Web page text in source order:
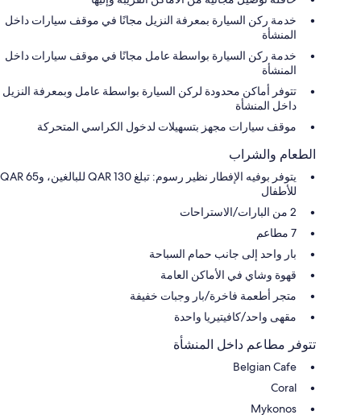
خدمة ركن السيارة بمعرفة النزيل مجانًا في موقف سيارات داخل
المنشأة
خدمة ركن السيارة بواسطة عامل مجانًا في موقف سيارات داخل
المنشأة
تتوفر أماكن محدودة لركن السيارة بواسطة عامل وبمعرفة النزيل
داخل المنشأة
موقف سيارات مجهز بتسهيلات لدخول الكراسي المتحركة
الطعام والشراب
يتوفر بوفيه الإفطار نظير رسوم: تبلغ 130 QAR للبالغين، و65 QAR
للأطفال
2 من البارات/الاستراحات
7 مطاعم
بار واحد إلى جانب حمام السباحة
قهوة وشاي في الأماكن العامة
متجر أطعمة فاخرة/بار وجبات خفيفة
مقهى واحد/كافيتيريا واحدة
تتوفر مطاعم داخل المنشأة
Belgian Cafe
Coral
Mykonos